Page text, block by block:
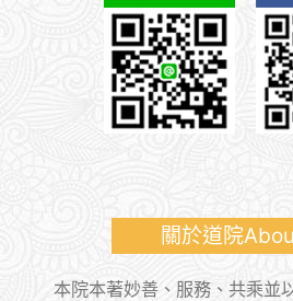
關於道院
本院本著妙善、服務、共乘並